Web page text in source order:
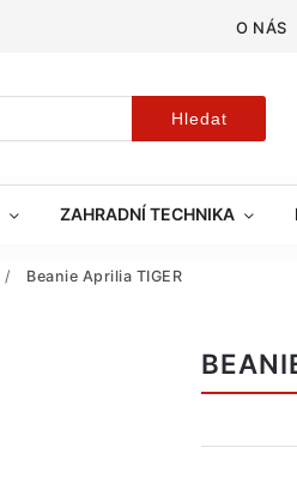
O NÁS
Hledat
ZAHRADNÍ TECHNIKA
/ Beanie Aprilia TIGER